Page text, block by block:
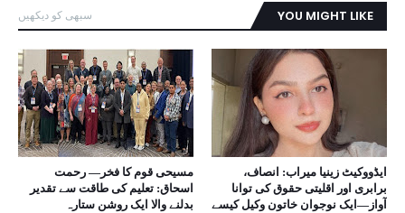
YOU MIGHT LIKE سبھی کو دیکھیں
ایڈووکیٹ زینیا میراب: انصاف،
برابری اور اقلیتی حقوق کی توانا
آواز—ایک نوجوان خاتون وکیل کیسے
مسیحی قوم کا فخر— رحمت
اسحاق: تعلیم کی طاقت سے تقدیر
بدلنے والا ایک روشن ستارہ